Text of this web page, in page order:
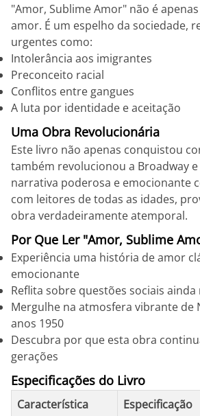
"Amor, Sublime Amor" não é
amor. É um espelho da sociedade,
urgentes como:
Intolerância aos imigrantes
Preconceito racial
Conflitos entre gangues
A luta por identidade e aceitação
Uma Obra Revolucionária
Este livro não apenas conquistou
também revolucionou a Broadway e
narrativa poderosa e emocionante
com leitores de todas as idades,
obra verdadeiramente atemporal.
Por Que Ler "Amor, Sublime
Experiência uma história de amor
emocionante
Reflita sobre questões sociais
Mergulhe na atmosfera vibrante de
anos 1950
Descubra por que esta obra
gerações
Especificações do Livro
Característica
Especificação